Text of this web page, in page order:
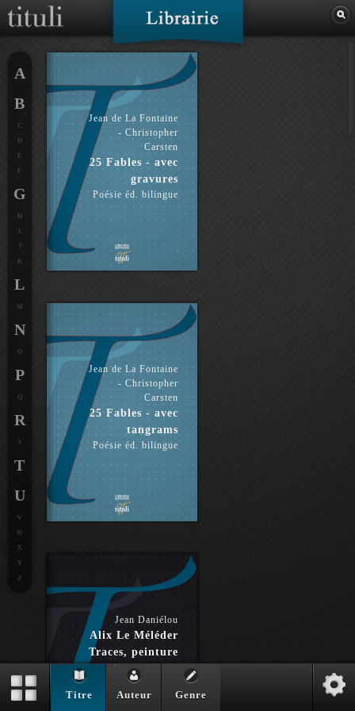
Jean de La Fontaine
- Christopher
Carsten
25 Fables - avec
gravures
Poésie éd. bilingue
Jean de La Fontaine
- Christopher
Carsten
25 Fables - avec
tangrams
Poésie éd. bilingue
Jean Daniélou
Alix Le Méléder
Traces, peinture
Arts politiques
A
B
C
D
E
F
G
H
J
K
L
M
N
O
P
Q
R
S
T
U
V
W
X
Y
Z
Titre Auteur Genre